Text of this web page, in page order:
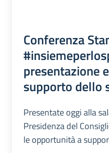
Conferenza
presentazione
supporto dello
Presentate oggi alla
Presidenza del
le opportunità a